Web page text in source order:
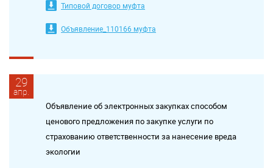
Типовой договор муфта
Объявление_110166 муфта
29
апр.
Объявление об электронных закупках способом
ценового предложения по закупке услуги по
страхованию ответственности за нанесение вреда
экологии